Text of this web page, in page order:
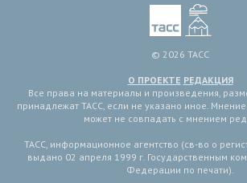
© 2026 ТАСС
О ПРОЕКТЕ РЕДАКЦИЯ
Все права на материалы и произведения,
принадлежат ТАСС, если не указано иное.
может не совпадать с мнением
ТАСС, информационное агентство (св-во о
выдано 02 апреля 1999 г. Государственным
Федерации по печати).